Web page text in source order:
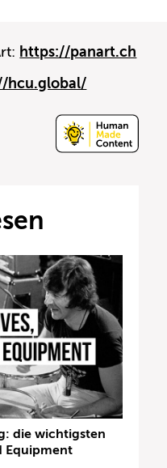
https://panart.ch
hcu.global/
die wichtigsten
Equipment